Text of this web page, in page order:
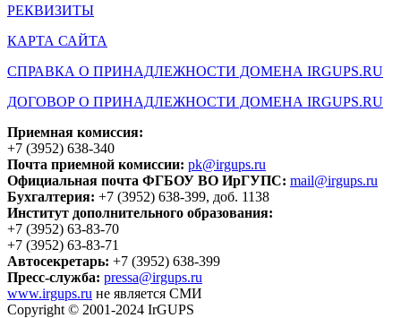
РЕКВИЗИТЫ
КАРТА САЙТА
СПРАВКА О ПРИНАДЛЕЖНОСТИ ДОМЕНА IRGUPS.RU
ДОГОВОР О ПРИНАДЛЕЖНОСТИ ДОМЕНА IRGUPS.RU
Приемная комиссия:
+7 (3952) 638-340
Почта приемной комиссии: pk@irgups.ru
Официальная почта ФГБОУ ВО ИрГУПС: mail@irgups.ru
Бухгалтерия: +7 (3952) 638-399, доб. 1138
Институт дополнительного образования:
+7 (3952) 63-83-70
+7 (3952) 63-83-71
Автосекретарь: +7 (3952) 638-399
Пресс-служба: pressa@irgups.ru
www.irgups.ru не является СМИ
Copyright © 2001-2024 IrGUPS